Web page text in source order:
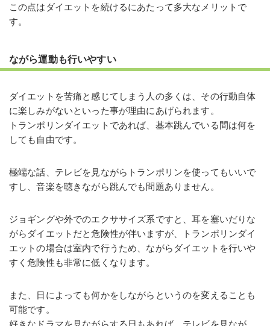
この点はダイエットを続けるにあたって多大なメリットで
す。
ながら運動も行いやすい
ダイエットを苦痛と感じてしまう人の多くは、その行動自体
に楽しみがないといった事が理由にあげられます。
トランポリンダイエットであれば、基本跳んでいる間は何を
しても自由です。
極端な話、テレビを見ながらトランポリンを使ってもいいで
すし、音楽を聴きながら跳んでも問題ありません。
ジョギングや外でのエクササイズ系ですと、耳を塞いだりな
がらダイエットだと危険性が伴いますが、トランポリンダイ
エットの場合は室内で行うため、ながらダイエットを行いや
すく危険性も非常に低くなります。
また、日によっても何かをしながらというのを変えることも
可能です。